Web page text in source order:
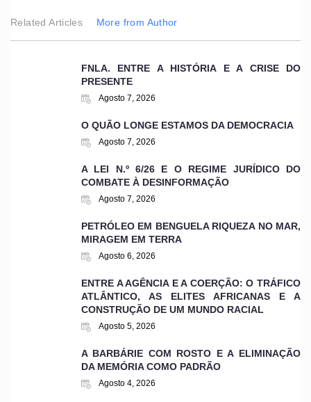
Related Articles More from Author
FNLA. ENTRE A HISTÓRIA E A CRISE DO
PRESENTE
Agosto 7, 2026
O QUÃO LONGE ESTAMOS DA DEMOCRACIA
Agosto 7, 2026
A LEI N.º 6/26 E O REGIME JURÍDICO DO
COMBATE À DESINFORMAÇÃO
Agosto 7, 2026
PETRÓLEO EM BENGUELA RIQUEZA NO MAR,
MIRAGEM EM TERRA
Agosto 6, 2026
ENTRE A AGÊNCIA E A COERÇÃO: O TRÁFICO
ATLÂNTICO, AS ELITES AFRICANAS E A
CONSTRUÇÃO DE UM MUNDO RACIAL
Agosto 5, 2026
A BARBÁRIE COM ROSTO E A ELIMINAÇÃO
DA MEMÓRIA COMO PADRÃO
Agosto 4, 2026